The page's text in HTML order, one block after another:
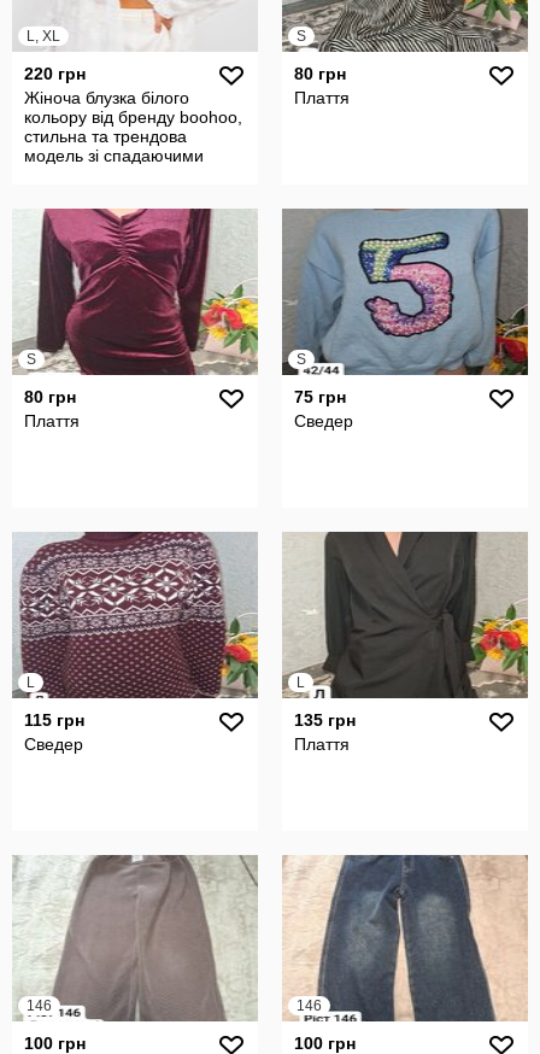
L, XL
220 грн
Жіноча блузка білого
кольору від бренду boohoo,
стильна та трендова
модель зі спадаючими
S
80 грн
Плаття
S
80 грн
Плаття
S
75 грн
Сведер
L
115 грн
Сведер
L
135 грн
Плаття
146
100 грн
146
100 грн